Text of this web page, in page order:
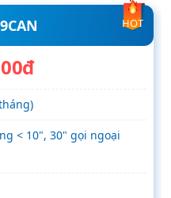
HOT
< 10", 30" gọi ngoại